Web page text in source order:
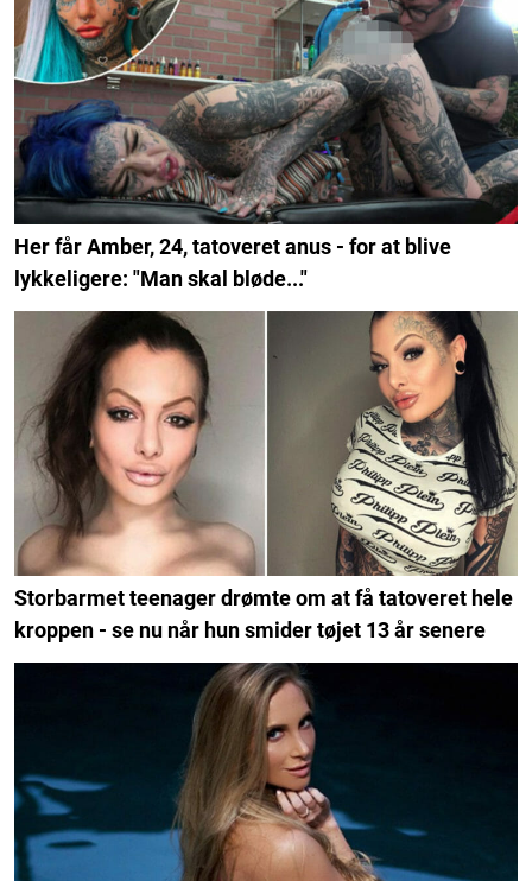
Her får Amber, 24, tatoveret anus - for at blive
lykkeligere: "Man skal bløde..."
Storbarmet teenager drømte om at få tatoveret hele
kroppen - se nu når hun smider tøjet 13 år senere